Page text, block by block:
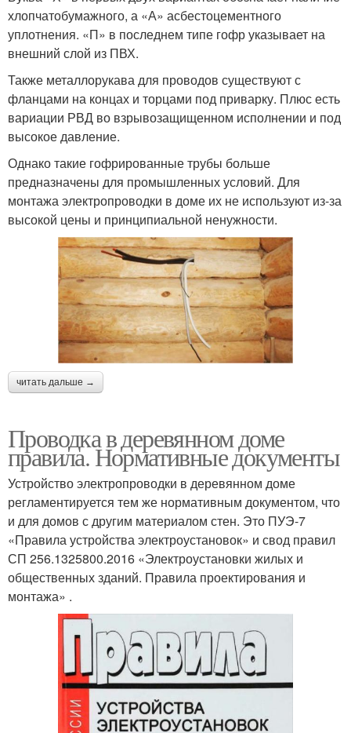
хлопчатобумажного, а «А» асбестоцементного
уплотнения. «П» в последнем типе гофр указывает на
внешний слой из ПВХ.
Также металлорукава для проводов существуют с
фланцами на концах и торцами под приварку. Плюс есть
вариации РВД во взрывозащищенном исполнении и под
высокое давление.
Однако такие гофрированные трубы больше
предназначены для промышленных условий. Для
монтажа электропроводки в доме их не используют из-за
высокой цены и принципиальной ненужности.
читать дальше →
Проводка в деревянном доме
правила. Нормативные документы
Устройство электропроводки в деревянном доме
регламентируется тем же нормативным документом, что
и для домов с другим материалом стен. Это ПУЭ-7
«Правила устройства электроустановок» и свод правил
СП 256.1325800.2016 «Электроустановки жилых и
общественных зданий. Правила проектирования и
монтажа» .